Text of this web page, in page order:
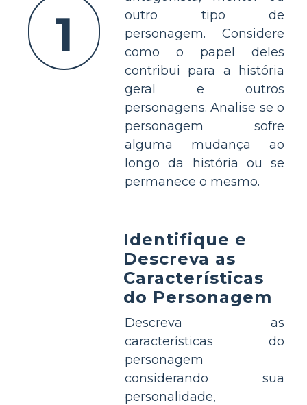
1
outro tipo de
personagem. Considere
como o papel deles
contribui para a história
geral e outros
personagens. Analise se o
personagem sofre
alguma mudança ao
longo da história ou se
permanece o mesmo.
Identifique e
Descreva as
Características
do Personagem
Descreva as
características do
personagem
considerando sua
personalidade,